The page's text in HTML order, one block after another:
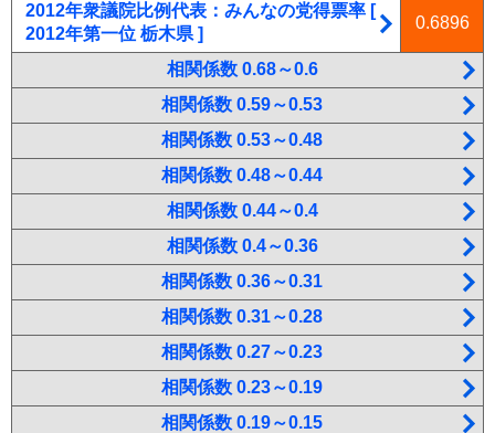
2012年衆議院比例代表：みんなの党得票率 [
2012年第一位 栃木県 ]
0.6896
相関係数 0.68～0.6
相関係数 0.59～0.53
相関係数 0.53～0.48
相関係数 0.48～0.44
相関係数 0.44～0.4
相関係数 0.4～0.36
相関係数 0.36～0.31
相関係数 0.31～0.28
相関係数 0.27～0.23
相関係数 0.23～0.19
相関係数 0.19～0.15